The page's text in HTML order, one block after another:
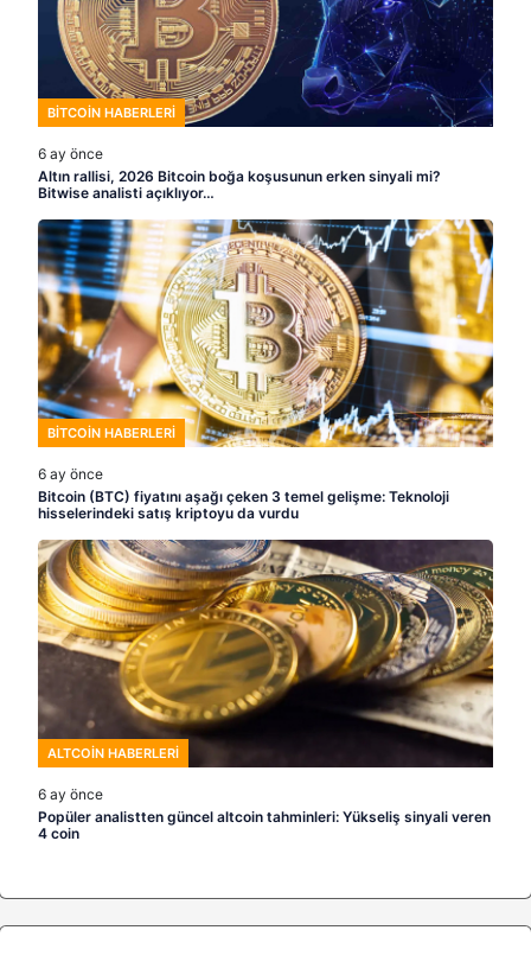
BITCOIN HABERLERI
6 ay önce
Altın rallisi, 2026 Bitcoin boğa koşusunun erken sinyali mi?
Bitwise analisti açıklıyor…
BITCOIN HABERLERI
6 ay önce
Bitcoin (BTC) fiyatını aşağı çeken 3 temel gelişme: Teknoloji
hisselerindeki satış kriptoyu da vurdu
ALTCOIN HABERLERI
6 ay önce
Popüler analistten güncel altcoin tahminleri: Yükseliş sinyali veren
4 coin